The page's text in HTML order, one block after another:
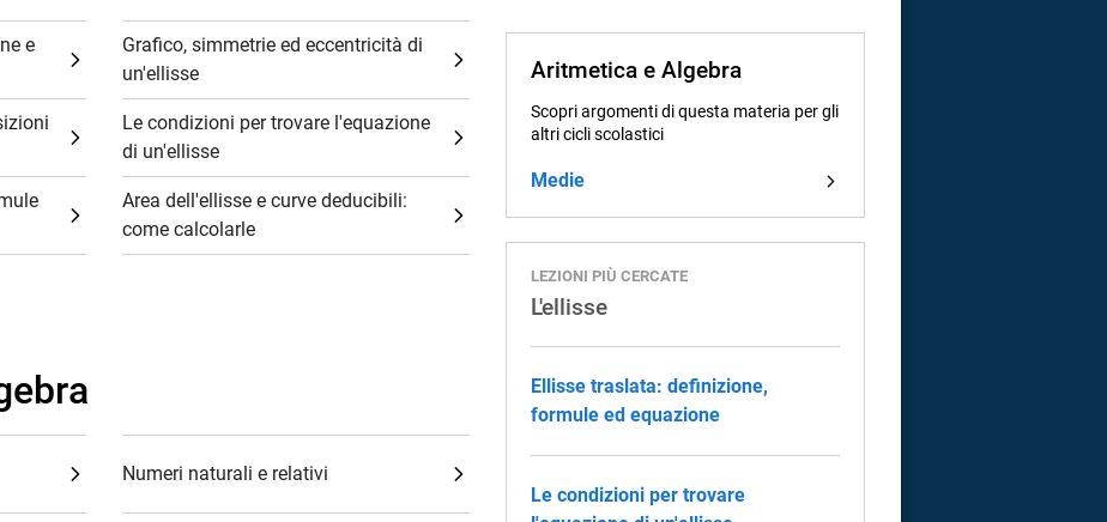
e
Grafico, simmetrie ed eccentricità di
un'ellisse
Le condizioni per trovare l'equazione
di un'ellisse
Area dell'ellisse e curve deducibili:
come calcolarle
Numeri naturali e relativi
Aritmetica e Algebra
Scopri argomenti di questa materia per gli
altri cicli scolastici
Medie
LEZIONI PIÙ CERCATE
L'ellisse
Ellisse traslata: definizione,
formule ed equazione
Le condizioni per trovare